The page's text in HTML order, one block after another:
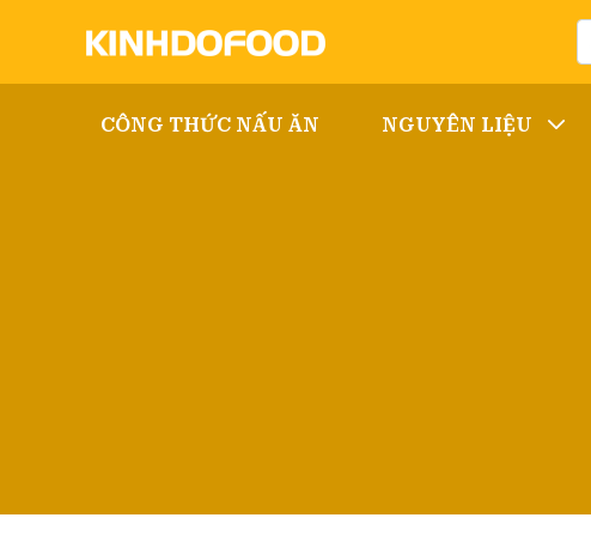
CÔNG THỨC NẤU ĂN NGUYÊN LIỆU